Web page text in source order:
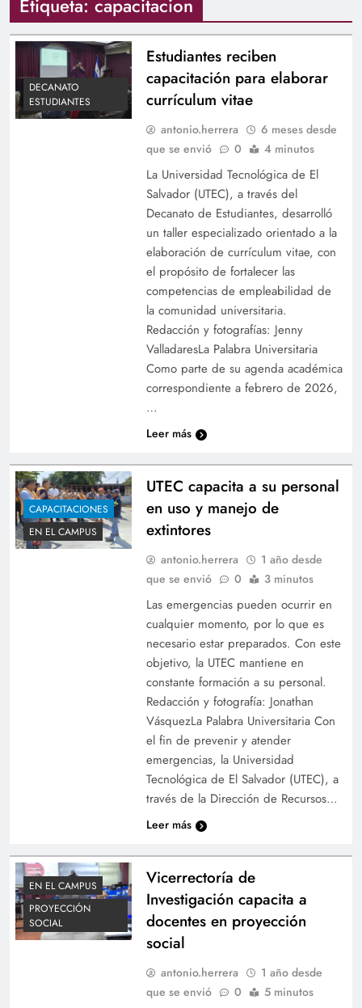
Etiqueta: capacitacion
DECANATO
ESTUDIANTES
Estudiantes reciben
capacitación para elaborar
currículum vitae
antonio.herrera
6 meses desde
que se envió
0 4 minutos
La Universidad Tecnológica de El
Salvador (UTEC), a través del
Decanato de Estudiantes, desarrolló
un taller especializado orientado a la
elaboración de currículum vitae, con
el propósito de fortalecer las
competencias de empleabilidad de
la comunidad universitaria.
Redacción y fotografías: Jenny
ValladaresLa Palabra Universitaria
Como parte de su agenda académica
correspondiente a febrero de 2026,
…
Leer más
CAPACITACIONES
EN EL CAMPUS
UTEC capacita a su personal
en uso y manejo de
extintores
antonio.herrera
1 año desde
que se envió
0 3 minutos
Las emergencias pueden ocurrir en
cualquier momento, por lo que es
necesario estar preparados. Con este
objetivo, la UTEC mantiene en
constante formación a su personal.
Redacción y fotografía: Jonathan
VásquezLa Palabra Universitaria Con
el fin de prevenir y atender
emergencias, la Universidad
Tecnológica de El Salvador (UTEC), a
través de la Dirección de Recursos…
Leer más
EN EL CAMPUS
PROYECCIÓN
SOCIAL
Vicerrectoría de
Investigación capacita a
docentes en proyección
social
antonio.herrera
1 año desde
que se envió
0 5 minutos